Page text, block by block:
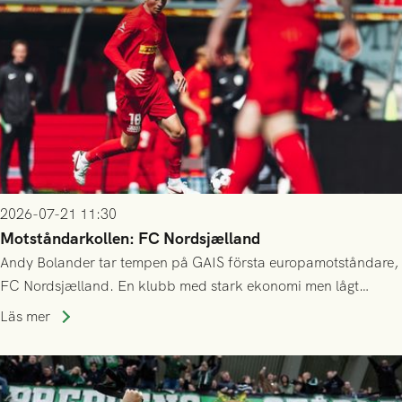
2026-07-21 11:30
Motståndarkollen: FC Nordsjælland
Andy Bolander tar tempen på GAIS första europamotståndare,
FC Nordsjælland. En klubb med stark ekonomi men lågt
publiksnitt, ett lag med både kollektiv styrka och individuell
Läs mer